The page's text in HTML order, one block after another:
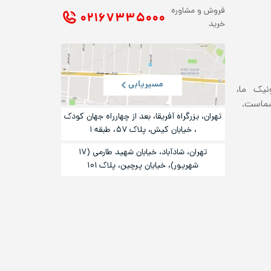
ما،
فروش و مشاوره
خرید
۰۲۱ ۶۷۳۳۵۰۰۰
مسیریابی
تهران، بزرگراه آفریقا، بعد از چهارراه جهان کودک
، خیابان کیش، پلاک ۵۷، طبقه ۱
تهران، شادآباد، خیابان شهید طارمی (۱۷
شهریور)، خیایان پرچین، پلاک ۱۰۱